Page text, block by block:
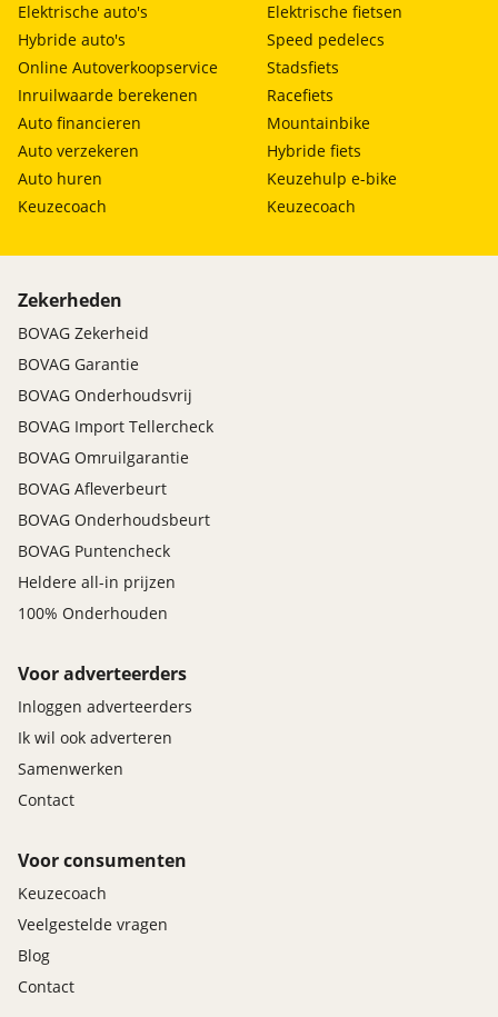
Elektrische auto's
Hybride auto's
Online Autoverkoopservice
Inruilwaarde berekenen
Auto financieren
Auto verzekeren
Auto huren
Keuzecoach
Elektrische fietsen
Speed pedelecs
Stadsfiets
Racefiets
Mountainbike
Hybride fiets
Keuzehulp e-bike
Keuzecoach
Zekerheden
BOVAG Zekerheid
BOVAG Garantie
BOVAG Onderhoudsvrij
BOVAG Import Tellercheck
BOVAG Omruilgarantie
BOVAG Afleverbeurt
BOVAG Onderhoudsbeurt
BOVAG Puntencheck
Heldere all-in prijzen
100% Onderhouden
Voor adverteerders
Inloggen adverteerders
Ik wil ook adverteren
Samenwerken
Contact
Voor consumenten
Keuzecoach
Veelgestelde vragen
Blog
Contact